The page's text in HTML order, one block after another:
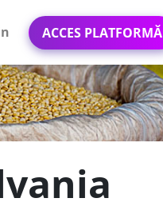
ACCES PLATFORMĂ